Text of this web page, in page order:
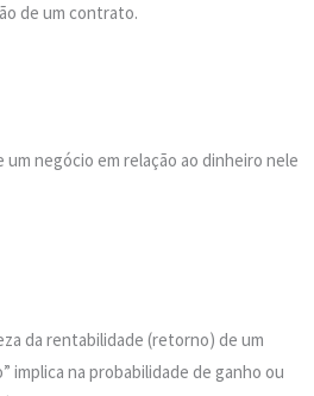
de um contrato.
um negócio em relação ao dinheiro nele
da rentabilidade (retorno) de um
implica na probabilidade de ganho ou